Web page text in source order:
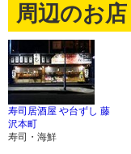
周辺のお
寿司居酒屋 や台ずし 藤
沢本町
寿司・海鮮